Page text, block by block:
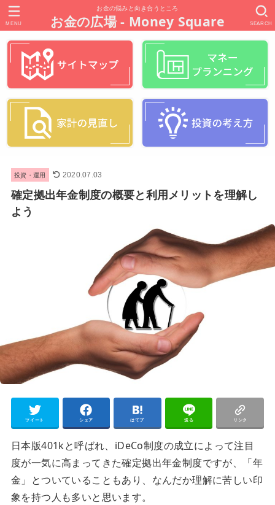
お金の悩みと向き合うところ
お金の広場 - Money Square SEARCH
MENU
投資・運用 2020.07.03
確定拠出年金制度の概要と利用メリットを理解し
よう
ツイート シェア はてブ 送る リンク
日本版401kと呼ばれ、iDeCo制度の成立によって注目
度が一気に高まってきた確定拠出年金制度ですが、「年
金」とついていることもあり、なんだか理解に苦しい印
象を持つ人も多いと思います。